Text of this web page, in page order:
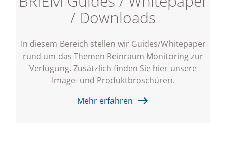
/ Downloads
In diesem Bereich stellen wir Guides/Whitepaper
rund um das Themen Reinraum Monitoring zur
Verfügung. Zusätzlich finden Sie hier unsere
Image- und Produktbroschüren.
Mehr erfahren